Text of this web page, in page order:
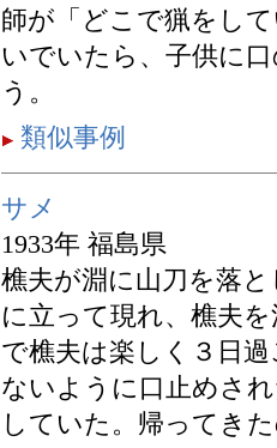
師が「どこで猟をし
いでいたら、子供に
う。
類似事例
サメ
1933年 福島県
樵夫が淵に山刀を落
に立って現れ、樵夫
で樵夫は楽しく３日
ないように口止めさ
していた。帰ってき